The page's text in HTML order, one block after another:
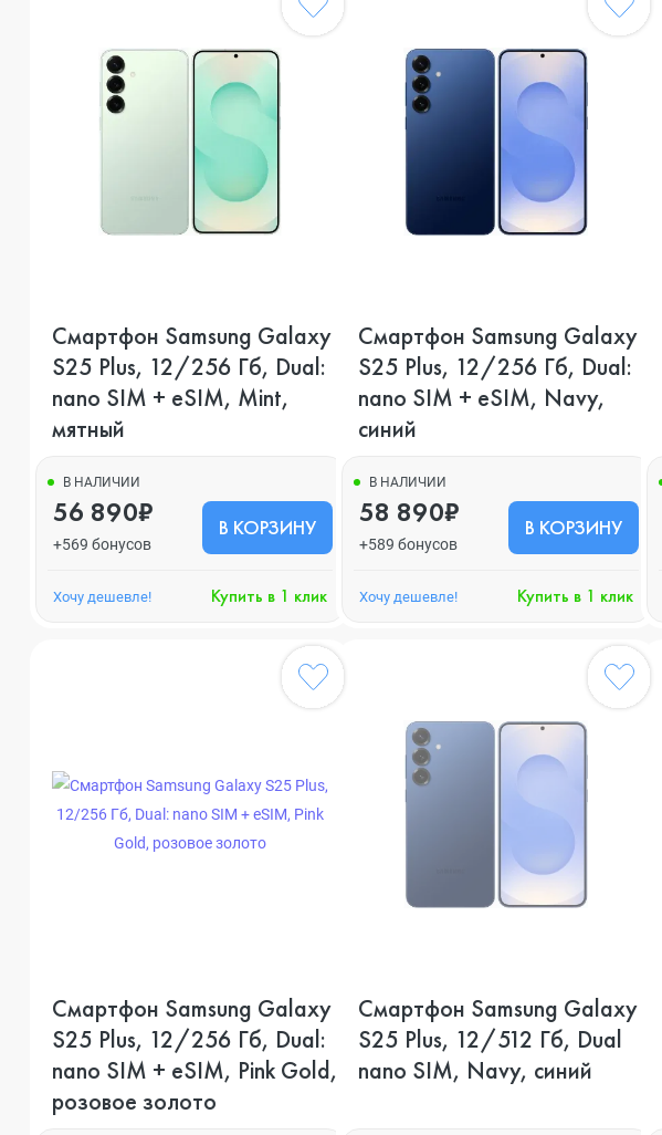
Смартфон Samsung Galaxy
S25 Plus, 12/256 Гб, Dual:
nano SIM + eSIM, Mint,
мятный
В НАЛИЧИИ
56 890₽
+569 бонусов
В КОРЗИНУ
Хочу дешевле! Купить в 1 клик
Смартфон Samsung Galaxy
S25 Plus, 12/256 Гб, Dual:
nano SIM + eSIM, Navy,
синий
В НАЛИЧИИ
58 890₽
+589 бонусов
В КОРЗИНУ
Хочу дешевле! Купить в 1 клик
Смартфон Samsung Galaxy
S25 Plus, 12/256 Гб, Dual:
nano SIM + eSIM, Pink Gold,
розовое золото
Смартфон Samsung Galaxy
S25 Plus, 12/512 Гб, Dual
nano SIM, Navy, синий